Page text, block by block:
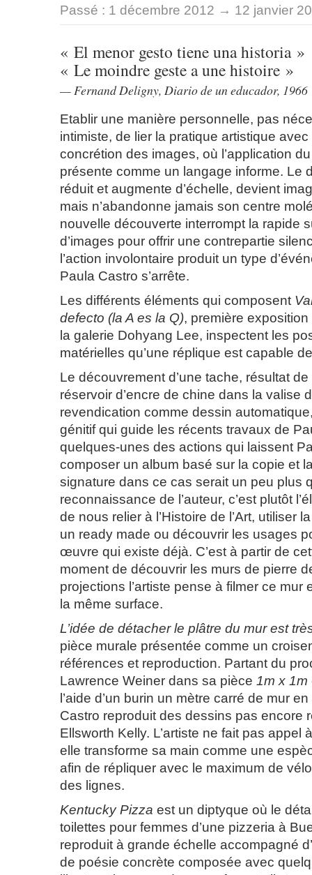
Passé : 1 décembre 2012 → 12 janvier
« El menor gesto tiene una historia »
« Le moindre geste a une histoire »
Fernand Deligny, Diario de un educador, 1966
Etablir une manière personnelle, pas
intimiste, de lier la pratique artistique
concrétion des images, où l’application
présente comme un langage informe. Le
réduit et augmente d’échelle, devient
mais n’abandonne jamais son centre
nouvelle découverte interrompt la rapide
d’images pour offrir une contrepartie
l’action involontaire produit un type
Paula Castro s’arrête.
Les différents éléments qui composent
defecto (la A es la Q), première exposition
la galerie Dohyang Lee, inspectent les
matérielles qu’une réplique est capable
Le découvrement d’une tache, résultat de
réservoir d’encre de chine dans la valise
revendication comme dessin
génitif qui guide les récents travaux de
quelques-unes des actions qui laissent
composer un album basé sur la copie et
signature dans ce cas serait un peu plus
reconnaissance de l’auteur, c’est plutôt
de nous relier à l’Histoire de l’Art, utiliser
un ready made ou découvrir les usages
œuvre qui existe déjà. C’est à partir de
moment de découvrir les murs de pierre
projections l’artiste pense à filmer ce mur
la même surface.
L’idée de détacher le plâtre du mur est
pièce murale présentée comme un
références et reproduction. Partant du
Lawrence Weiner dans sa pièce 1m x 1m
l’aide d’un burin un mètre carré de mur
Castro reproduit des dessins pas encore
Ellsworth Kelly. L’artiste ne fait pas appel
elle transforme sa main comme une
afin de répliquer avec le maximum de
des lignes.
Kentucky Pizza est un diptyque où le
toilettes pour femmes d’une pizzeria à
reproduit à grande échelle accompagné
de poésie concrète composée avec